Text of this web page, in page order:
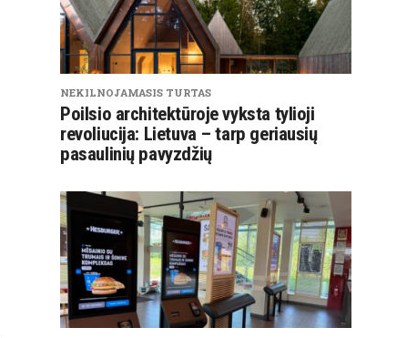
NEKILNOJAMASIS TURTAS
Poilsio architektūroje vyksta tylioji
revoliucija: Lietuva – tarp geriausių
pasaulinių pavyzdžių